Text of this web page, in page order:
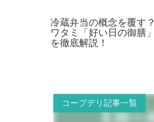
冷蔵弁当の概念を覆す？
ワタミ「好い日の御膳」
を徹底解説！
コープデリ記事一覧